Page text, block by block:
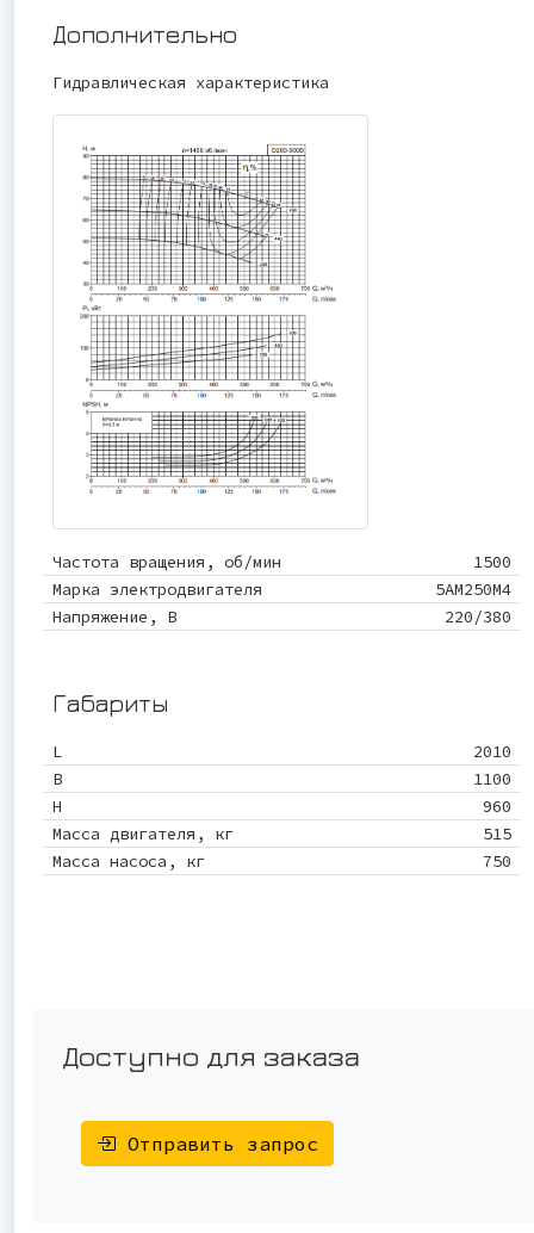
Дополнительно
Гидравлическая характеристика
Частота вращения, об/мин
1500
Марка электродвигателя
5АМ250М4
Напряжение, В
220/380
Габариты
L
2010
B
1100
Н
960
Масса двигателя, кг
515
Масса насоса, кг
750
Доступно для заказа
Отправить запрос